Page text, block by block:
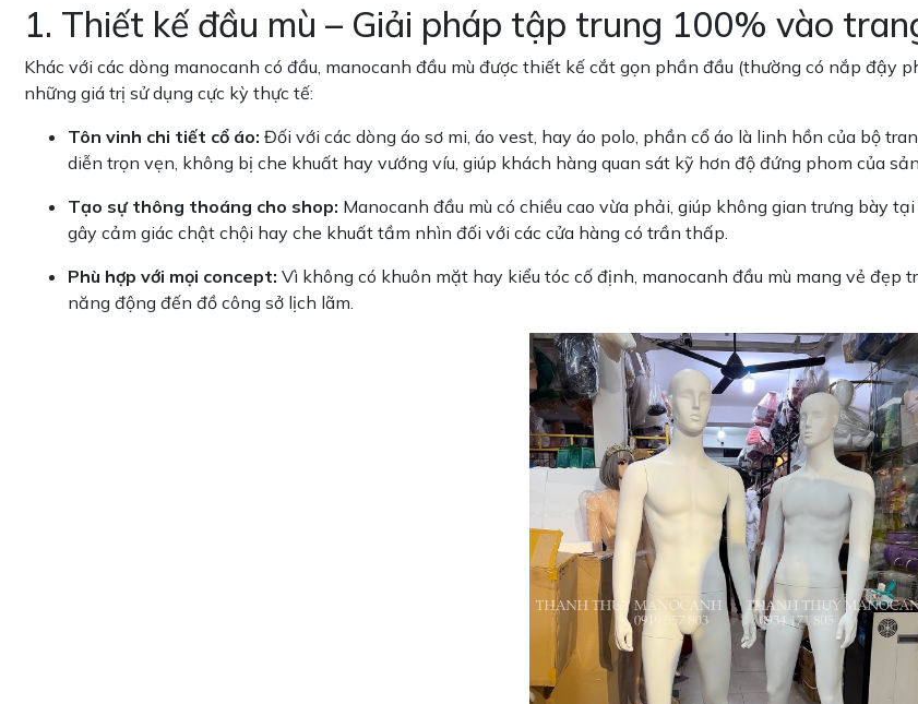
1. Thiết kế đầu mù – Giải pháp tập trung 100% vào
Khác với các dòng manocanh có đầu, manocanh đầu mù được thiết kế cắt gọn phần đầu (thường có nắp đậy
những giá trị sử dụng cực kỳ thực tế:
Tôn vinh chi tiết cổ áo: Đối với các dòng áo sơ mi, áo vest, hay áo polo, phần cổ áo là linh hồn của bộ
diễn trọn vẹn, không bị che khuất hay vướng víu, giúp khách hàng quan sát kỹ hơn độ đứng phom của
Tạo sự thông thoáng cho shop: Manocanh đầu mù có chiều cao vừa phải, giúp không gian trưng bày
gây cảm giác chật chội hay che khuất tầm nhìn đối với các cửa hàng có trần thấp.
Phù hợp với mọi concept: Vì không có khuôn mặt hay kiểu tóc cố định, manocanh đầu mù mang vẻ
năng động đến đồ công sở lịch lãm.